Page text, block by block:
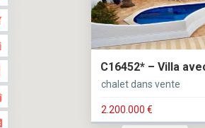
C16452* – Villa
chalet dans vente
2.200.000 €